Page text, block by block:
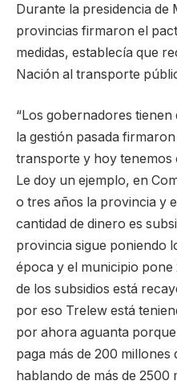
Durante la presidencia de
provincias firmaron el
medidas, establecía que
Nación al transporte
“Los gobernadores
la gestión pasada
transporte y hoy tenemos
Le doy un ejemplo, en
o tres años la provincia y
cantidad de dinero es
provincia sigue poniendo
época y el municipio pone
de los subsidios está
por eso Trelew está
por ahora aguanta
paga más de 200
hablando de más de 2500